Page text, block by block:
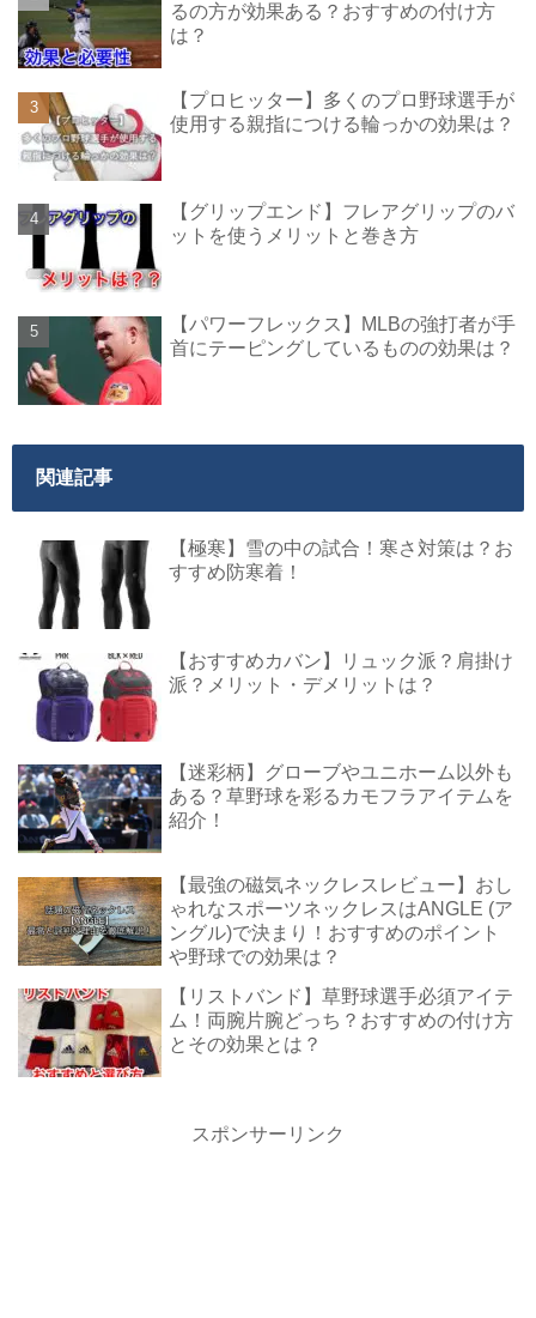
るの方が効果ある？おすすめの付け方
は？
【プロヒッター】多くのプロ野球選手が
使用する親指につける輪っかの効果は？
【グリップエンド】フレアグリップのバ
ットを使うメリットと巻き方
【パワーフレックス】MLBの強打者が手
首にテーピングしているものの効果は？
関連記事
【極寒】雪の中の試合！寒さ対策は？お
すすめ防寒着！
【おすすめカバン】リュック派？肩掛け
派？メリット・デメリットは？
【迷彩柄】グローブやユニホーム以外も
ある？草野球を彩るカモフラアイテムを
紹介！
【最強の磁気ネックレスレビュー】おし
ゃれなスポーツネックレスはANGLE (ア
ングル)で決まり！おすすめのポイント
や野球での効果は？
【リストバンド】草野球選手必須アイテ
ム！両腕片腕どっち？おすすめの付け方
とその効果とは？
スポンサーリンク